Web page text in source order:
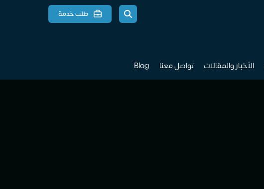
طلب خدمة
الأخبار والمقالات تواصل معنا Blog